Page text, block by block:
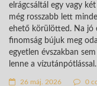
elrágcsáltál egy vagy
még rosszabb lett
ehető körülötted. Na jó
finomság bújuk meg
egyetlen évszakban
lenne a vízutánpótlással.
26 máj. 2026 0